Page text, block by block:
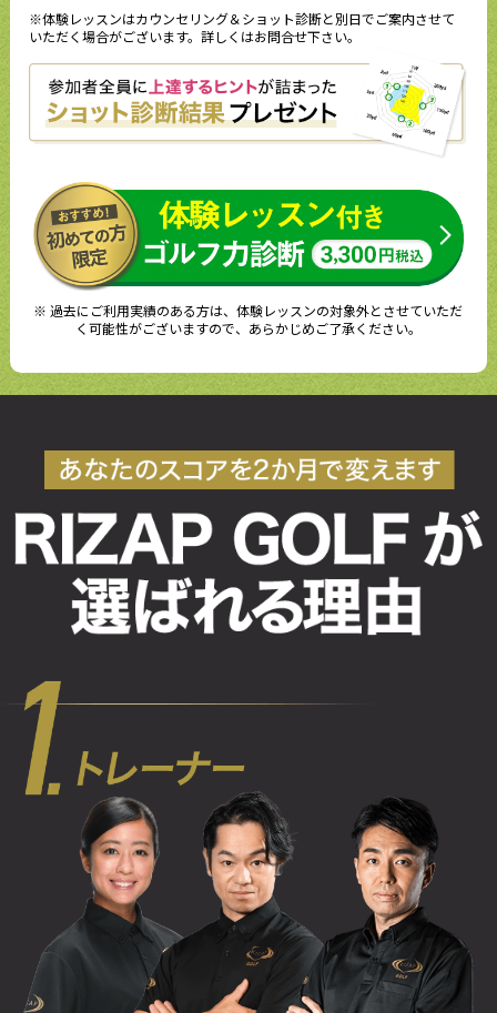
※体験レッスンはカウンセリング＆ショット診断と別日でご案内させて
いただく場合がございます。詳しくはお問合せ下さい。
※ 過去にご利用実績のある方は、体験レッスンの対象外とさせていただ
く可能性がございますので、あらかじめご了承ください。